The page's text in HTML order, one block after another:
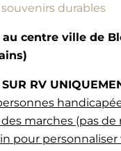
durables
centre ville de
SUR RV
des marches (pas
pour personnaliser